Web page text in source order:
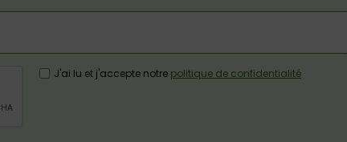
J'ai lu et j'accepte notre politique de confidentialité